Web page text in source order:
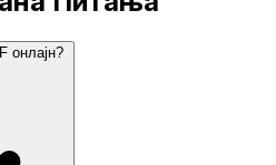
онлајн?